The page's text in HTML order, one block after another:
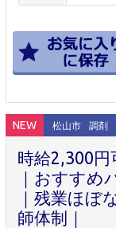
NEW 松山市 調剤
時給2,300円
｜おすすめ
｜残業ほぼ
師体制｜